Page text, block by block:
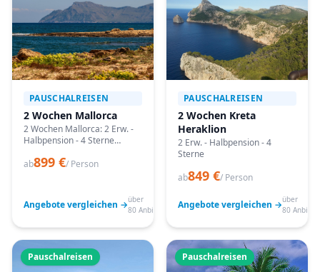
PAUSCHALREISEN
2 Wochen Mallorca
2 Wochen Mallorca: 2 Erw. -
Halbpension - 4 Sterne
passende Termine prüfen
ab899 €/ Person
Angebote vergleichen →über
80 Anbieter
PAUSCHALREISEN
2 Wochen Kreta
Heraklion
2 Erw. - Halbpension - 4
Sterne
ab849 €/ Person
Angebote vergleichen →über
80
Pauschalreisen Pauschalreisen